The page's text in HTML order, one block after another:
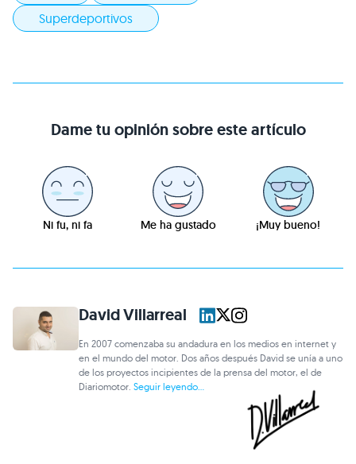
Superdeportivos
Dame tu opinión sobre este artículo
Ni fu, ni fa Me ha gustado ¡Muy bueno!
David Villarreal
En 2007 comenzaba su andadura en los medios en internet y
en el mundo del motor. Dos años después David se unía a uno
de los proyectos incipientes de la prensa del motor, el de
Diariomotor.Seguir leyendo...